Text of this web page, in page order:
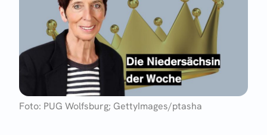
Foto: PUG Wolfsburg; GettyImages/ptasha